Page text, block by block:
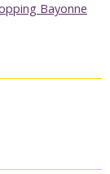
Bayonne